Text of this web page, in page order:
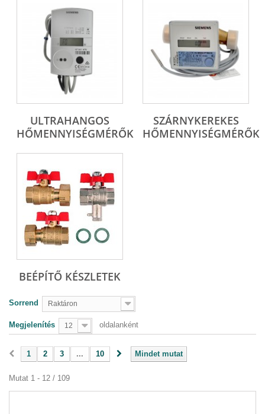
ULTRAHANGOS
HŐMENNYISÉGMÉRŐK
SZÁRNYKEREKES
HŐMENNYISÉGMÉRŐK
BEÉPÍTŐ KÉSZLETEK
Sorrend Raktáron
Megjelenítés 12 oldalanként
Mindet mutat
1 2 3 ... 10
Mutat 1 - 12 / 109